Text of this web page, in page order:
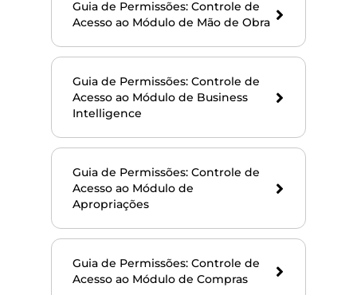
Guia de Permissões: Controle de
Acesso ao Módulo de Mão de Obra
Guia de Permissões: Controle de
Acesso ao Módulo de Business
Intelligence
Guia de Permissões: Controle de
Acesso ao Módulo de
Apropriações
Guia de Permissões: Controle de
Acesso ao Módulo de Compras